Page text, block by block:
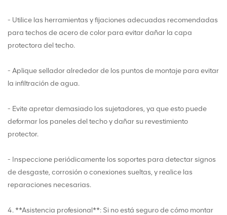
- Utilice las herramientas y fijaciones adecuadas recomendadas
para techos de acero de color para evitar dañar la capa
protectora del techo.
- Aplique sellador alrededor de los puntos de montaje para evitar
la infiltración de agua.
- Evite apretar demasiado los sujetadores, ya que esto puede
deformar los paneles del techo y dañar su revestimiento
protector.
- Inspeccione periódicamente los soportes para detectar signos
de desgaste, corrosión o conexiones sueltas, y realice las
reparaciones necesarias.
4. **Asistencia profesional**: Si no está seguro de cómo montar